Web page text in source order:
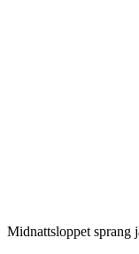
Midnattsloppet sprang